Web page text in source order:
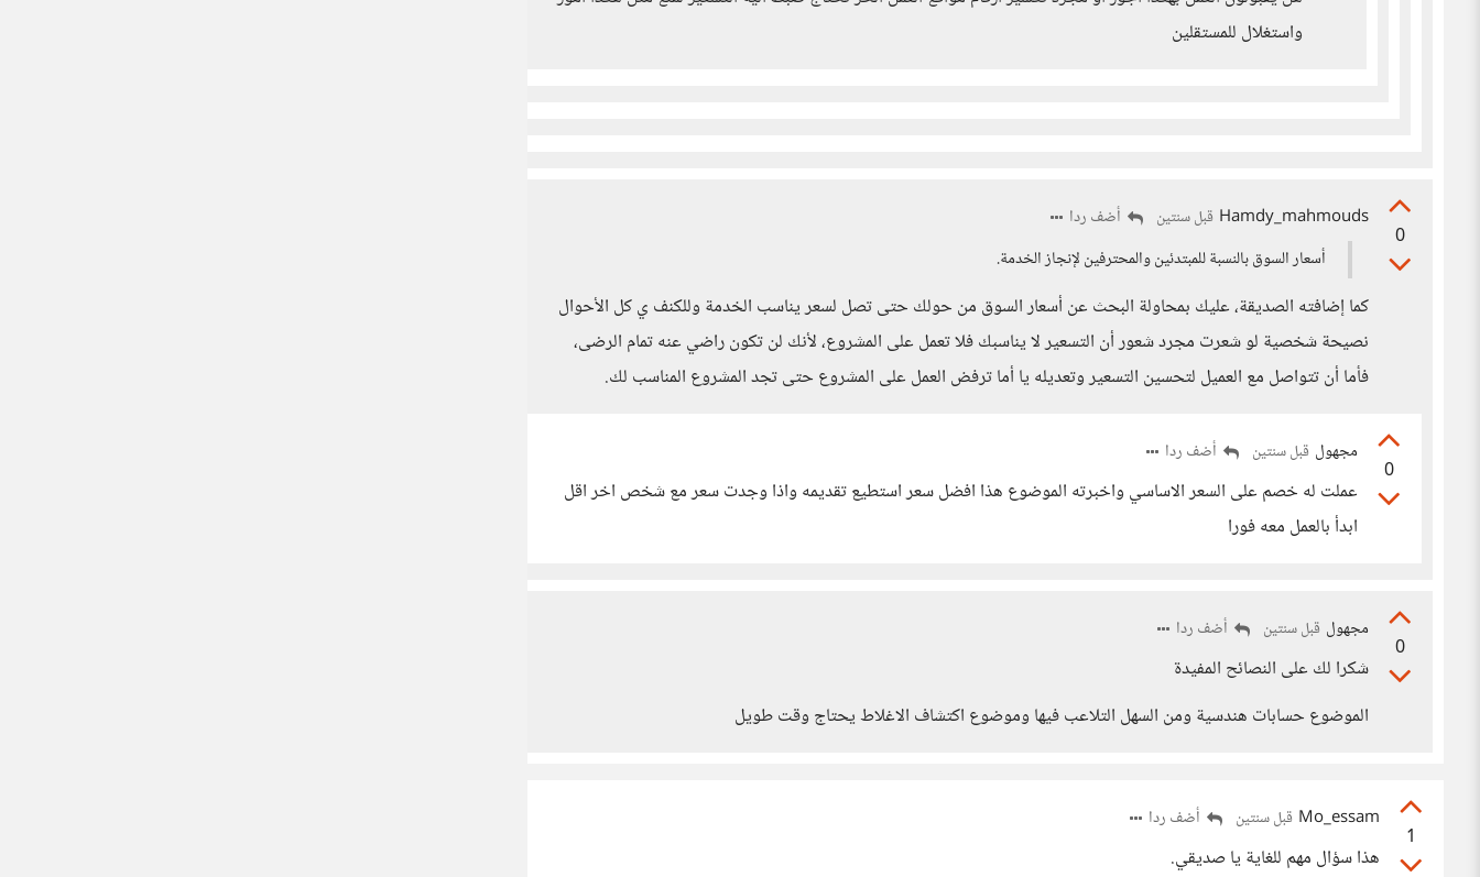
واستغلال للمستقلين
0
Hamdy_mahmouds قبل سنتين
أضف ردا
أسعار السوق بالنسبة للمبتدئين والمحترفين لإنجاز الخدمة.
كما إضافته الصديقة، عليك بمحاولة البحث عن أسعار السوق من حولك حتى تصل لسعر يناسب الخدمة وللكنف ي كل الأحوال
نصيحة شخصية لو شعرت مجرد شعور أن التسعير لا يناسبك فلا تعمل على المشروع، لأنك لن تكون راضي عنه تمام الرضى،
فأما أن تتواصل مع العميل لتحسين التسعير وتعديله يا أما ترفض العمل على المشروع حتى تجد المشروع المناسب لك.
0
مجهول قبل سنتين أضف ردا
عملت له خصم على السعر الاساسي واخبرته الموضوع هذا افضل سعر استطيع تقديمه واذا وجدت سعر مع شخص اخر اقل
ابدأ بالعمل معه فورا
0
مجهول قبل سنتين أضف ردا
شكرا لك على النصائح المفيدة
الموضوع حسابات هندسية ومن السهل التلاعب فيها وموضوع اكتشاف الاغلاط يحتاج وقت طويل
1
Mo_essam قبل سنتين أضف ردا
هذا سؤال مهم للغاية يا صديقي.